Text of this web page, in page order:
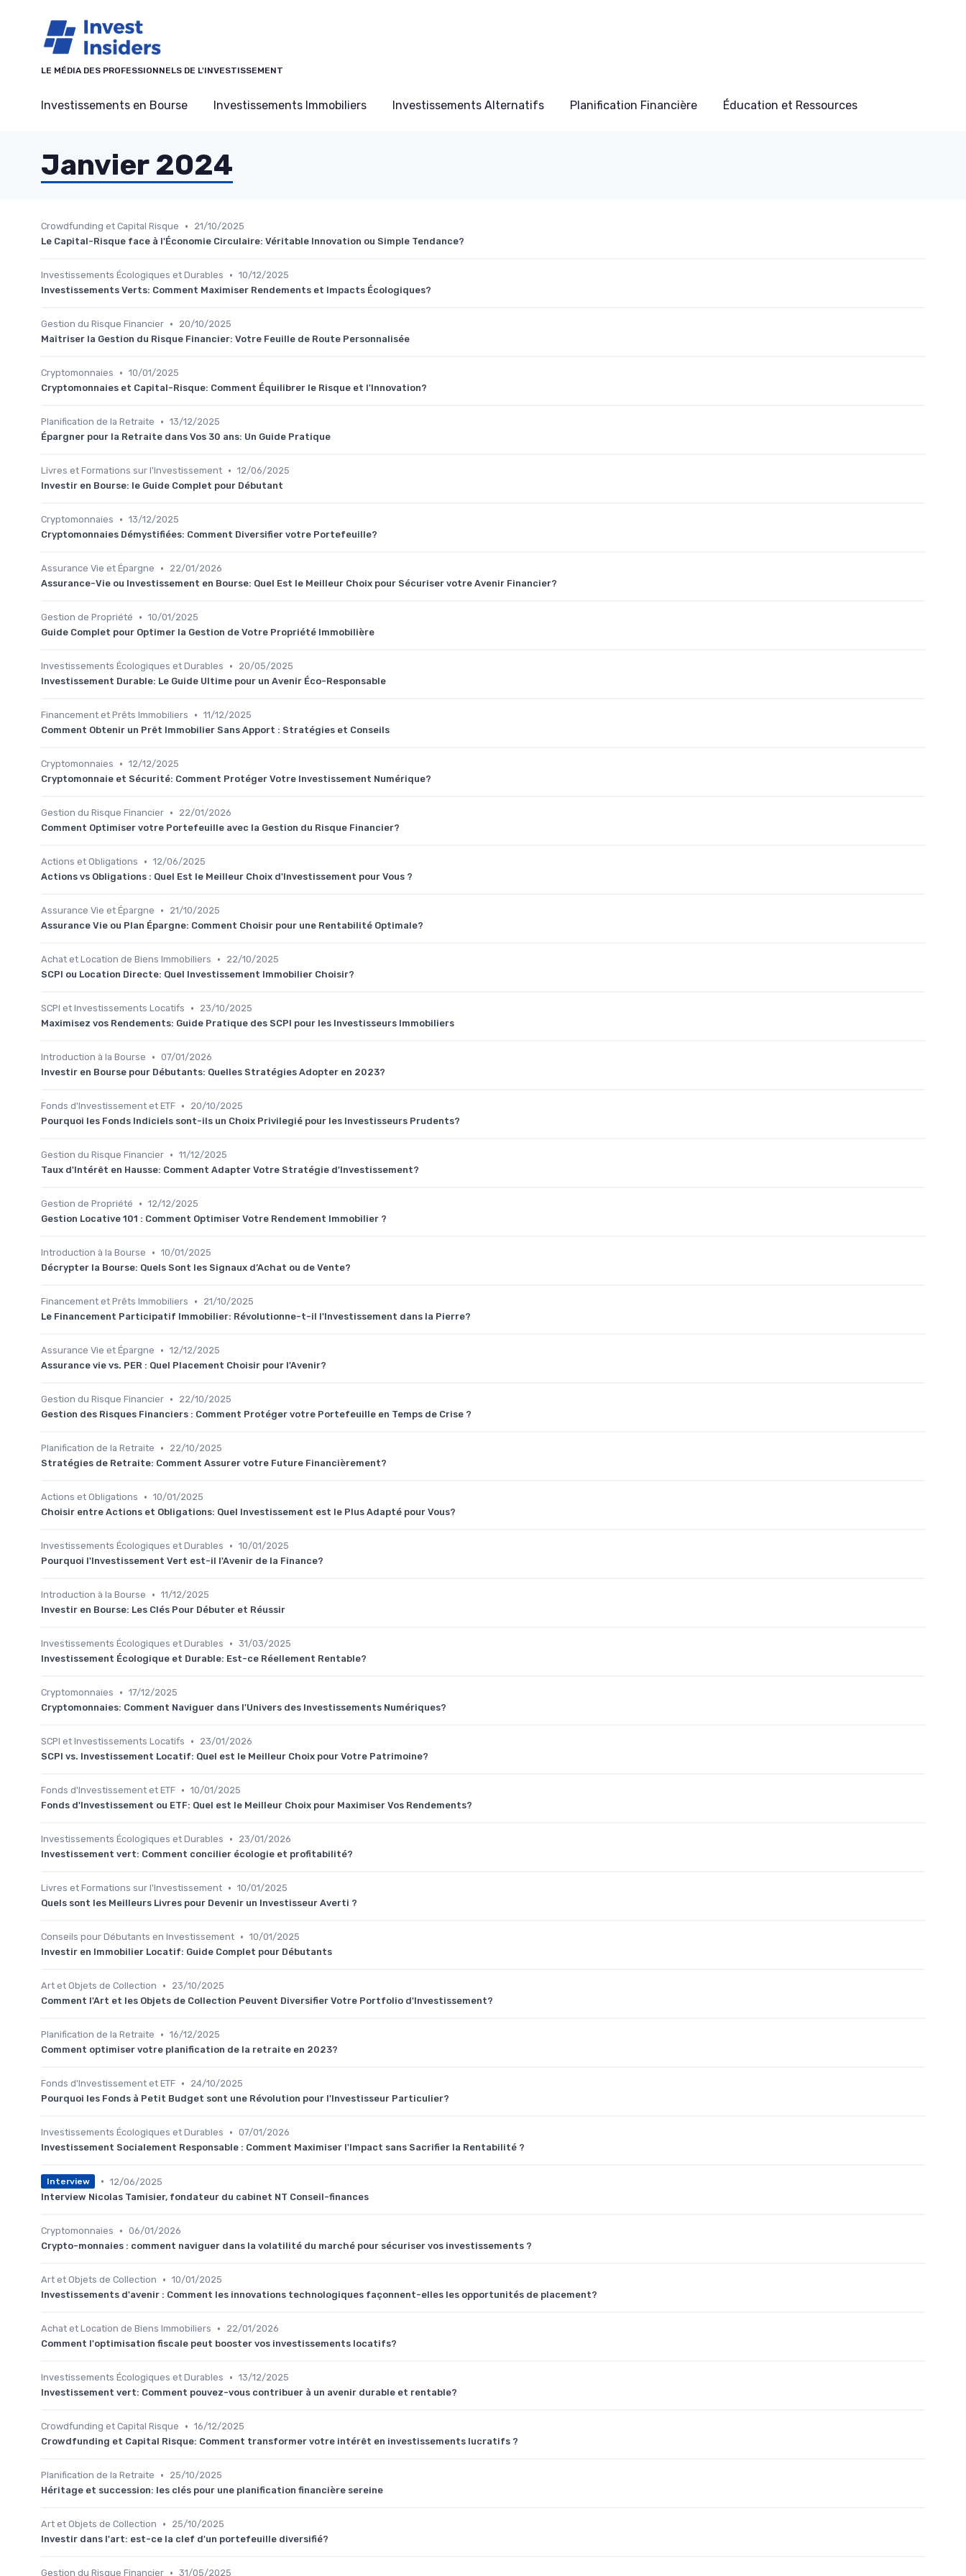
LE MÉDIA DES PROFESSIONNELS DE L'INVESTISSEMENT
Investissements en Bourse Investissements Immobiliers Investissements Alternatifs Planification Financière Éducation et Ressources
Janvier 2024
Crowdfunding et Capital Risque •
21/10/2025
Le Capital-Risque face à l'Économie Circulaire: Véritable Innovation ou Simple Tendance?
Investissements Écologiques et Durables • 10/12/2025
Investissements Verts: Comment Maximiser Rendements et Impacts Écologiques?
Gestion du Risque Financier •
20/10/2025
Maîtriser la Gestion du Risque Financier: Votre Feuille de Route Personnalisée
Cryptomonnaies • 10/01/2025
Cryptomonnaies et Capital-Risque: Comment Équilibrer le Risque et l'Innovation?
Planification de la Retraite • 13/12/2025
Épargner pour la Retraite dans Vos 30 ans: Un Guide Pratique
Livres et Formations sur l'Investissement • 12/06/2025
Investir en Bourse: le Guide Complet pour Débutant
Cryptomonnaies • 13/12/2025
Cryptomonnaies Démystifiées: Comment Diversifier votre Portefeuille?
Assurance Vie et Épargne •
22/01/2026
Assurance-Vie ou Investissement en Bourse: Quel Est le Meilleur Choix pour Sécuriser votre Avenir Financier?
Gestion de Propriété • 10/01/2025
Guide Complet pour Optimer la Gestion de Votre Propriété Immobilière
Investissements Écologiques et Durables •
20/05/2025
Investissement Durable: Le Guide Ultime pour un Avenir Éco-Responsable
Financement et Prêts Immobiliers • 11/12/2025
Comment Obtenir un Prêt Immobilier Sans Apport : Stratégies et Conseils
Cryptomonnaies • 12/12/2025
Cryptomonnaie et Sécurité: Comment Protéger Votre Investissement Numérique?
Gestion du Risque Financier •
22/01/2026
Comment Optimiser votre Portefeuille avec la Gestion du Risque Financier?
Actions et Obligations • 12/06/2025
Actions vs Obligations : Quel Est le Meilleur Choix d'Investissement pour Vous ?
Assurance Vie et Épargne •
21/10/2025
Assurance Vie ou Plan Épargne: Comment Choisir pour une Rentabilité Optimale?
Achat et Location de Biens Immobiliers •
22/10/2025
SCPI ou Location Directe: Quel Investissement Immobilier Choisir?
SCPI et Investissements Locatifs •
23/10/2025
Maximisez vos Rendements: Guide Pratique des SCPI pour les Investisseurs Immobiliers
Introduction à la Bourse • 07/01/2026
Investir en Bourse pour Débutants: Quelles Stratégies Adopter en 2023?
Fonds d'Investissement et ETF •
20/10/2025
Pourquoi les Fonds Indiciels sont-ils un Choix Privilegié pour les Investisseurs Prudents?
Gestion du Risque Financier • 11/12/2025
Taux d'Intérêt en Hausse: Comment Adapter Votre Stratégie d'Investissement?
Gestion de Propriété • 12/12/2025
Gestion Locative 101 : Comment Optimiser Votre Rendement Immobilier ?
Introduction à la Bourse • 10/01/2025
Décrypter la Bourse: Quels Sont les Signaux d’Achat ou de Vente?
Financement et Prêts Immobiliers •
21/10/2025
Le Financement Participatif Immobilier: Révolutionne-t-il l'Investissement dans la Pierre?
Assurance Vie et Épargne • 12/12/2025
Assurance vie vs. PER : Quel Placement Choisir pour l'Avenir?
Gestion du Risque Financier •
22/10/2025
Gestion des Risques Financiers : Comment Protéger votre Portefeuille en Temps de Crise ?
Planification de la Retraite •
22/10/2025
Stratégies de Retraite: Comment Assurer votre Future Financièrement?
Actions et Obligations • 10/01/2025
Choisir entre Actions et Obligations: Quel Investissement est le Plus Adapté pour Vous?
Investissements Écologiques et Durables • 10/01/2025
Pourquoi l'Investissement Vert est-il l'Avenir de la Finance?
Introduction à la Bourse • 11/12/2025
Investir en Bourse: Les Clés Pour Débuter et Réussir
Investissements Écologiques et Durables • 31/03/2025
Investissement Écologique et Durable: Est-ce Réellement Rentable?
Cryptomonnaies • 17/12/2025
Cryptomonnaies: Comment Naviguer dans l'Univers des Investissements Numériques?
SCPI et Investissements Locatifs •
23/01/2026
SCPI vs. Investissement Locatif: Quel est le Meilleur Choix pour Votre Patrimoine?
Fonds d'Investissement et ETF • 10/01/2025
Fonds d'Investissement ou ETF: Quel est le Meilleur Choix pour Maximiser Vos Rendements?
Investissements Écologiques et Durables •
23/01/2026
Investissement vert: Comment concilier écologie et profitabilité?
Livres et Formations sur l'Investissement • 10/01/2025
Quels sont les Meilleurs Livres pour Devenir un Investisseur Averti ?
Conseils pour Débutants en Investissement • 10/01/2025
Investir en Immobilier Locatif: Guide Complet pour Débutants
Art et Objets de Collection •
23/10/2025
Comment l'Art et les Objets de Collection Peuvent Diversifier Votre Portfolio d'Investissement?
Planification de la Retraite • 16/12/2025
Comment optimiser votre planification de la retraite en 2023?
Fonds d'Investissement et ETF •
24/10/2025
Pourquoi les Fonds à Petit Budget sont une Révolution pour l'Investisseur Particulier?
Investissements Écologiques et Durables • 07/01/2026
Investissement Socialement Responsable : Comment Maximiser l'Impact sans Sacrifier la Rentabilité ?
Interview • 12/06/2025
Interview Nicolas Tamisier, fondateur du cabinet NT Conseil-finances
Cryptomonnaies • 06/01/2026
Crypto-monnaies : comment naviguer dans la volatilité du marché pour sécuriser vos investissements ?
Art et Objets de Collection • 10/01/2025
Investissements d'avenir : Comment les innovations technologiques façonnent-elles les opportunités de placement?
Achat et Location de Biens Immobiliers •
22/01/2026
Comment l'optimisation fiscale peut booster vos investissements locatifs?
Investissements Écologiques et Durables • 13/12/2025
Investissement vert: Comment pouvez-vous contribuer à un avenir durable et rentable?
Crowdfunding et Capital Risque • 16/12/2025
Crowdfunding et Capital Risque: Comment transformer votre intérêt en investissements lucratifs ?
Planification de la Retraite •
25/10/2025
Héritage et succession: les clés pour une planification financière sereine
Art et Objets de Collection •
25/10/2025
Investir dans l'art: est-ce la clef d'un portefeuille diversifié?
Gestion du Risque Financier • 31/05/2025